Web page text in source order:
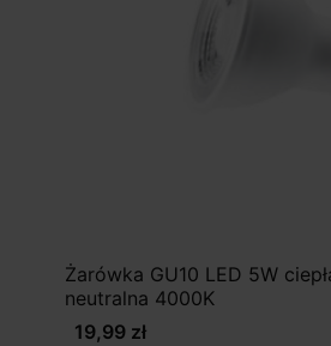
Żarówka GU10 LED 5W
neutralna 4000K
19,99 zł